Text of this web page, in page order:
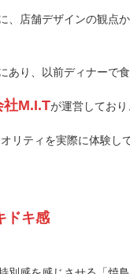
、店舗デザインの観点
あり、以前ディナーで
社M.I.Tが運営しており
リティを実際に体験し
ドキ感